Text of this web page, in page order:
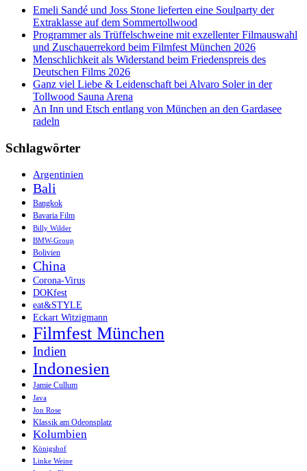
über
Klimaschutz
IAA
Emeli Sandé und Joss Stone lieferten eine Soulparty der
Extraklasse auf dem Sommertollwood
Programmer als Trüffelschweine mit exzellenter Filmauswahl
und Zuschauerrekord beim Filmfest München 2026
Menschlichkeit als Widerstand beim Friedenspreis des
Deutschen Films 2026
Ganz viel Liebe & Leidenschaft bei Alvaro Soler in der
Tollwood Sauna Arena
An Inn und Etsch entlang von München an den Gardasee
radeln
Schlagwörter
Argentinien
Bali
Bangkok
Bavaria Film
Billy Wilder
BMW-Group
Bolivien
China
Corona-Virus
DOKfest
eat&STYLE
Eckart Witzigmann
Filmfest München
Indien
Indonesien
Jamie Cullum
Java
Jon Rose
Klassik am Odeonsplatz
Kolumbien
Königshof
Linke Weine